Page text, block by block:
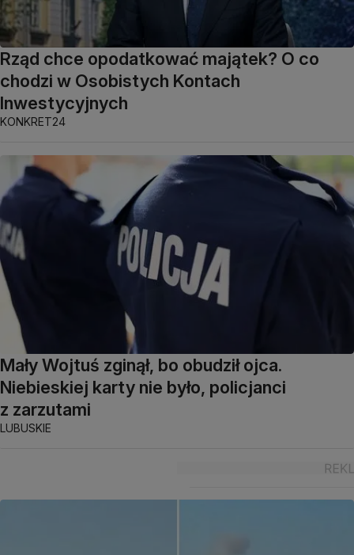
Rząd chce opodatkować majątek? O co
chodzi w Osobistych Kontach
Inwestycyjnych
KONKRET24
Mały Wojtuś zginął, bo obudził ojca.
Niebieskiej karty nie było, policjanci
z zarzutami
LUBUSKIE